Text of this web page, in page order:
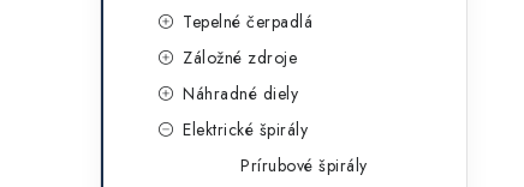
Tepelné čerpadlá
Záložné zdroje
Náhradné diely
Elektrické špirály
Prírubové špirály